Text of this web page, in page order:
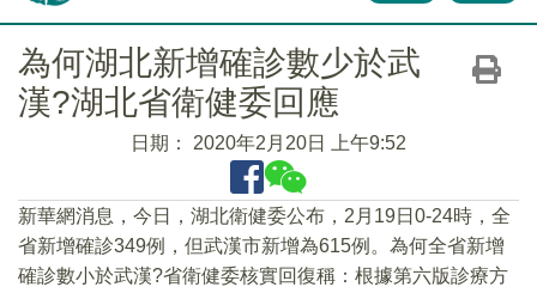
為何湖北新增確診數少於武
漢?湖北省衛健委回應
日期： 2020年2月20日 上午9:52
新華網消息，今日，湖北衛健委公布，2月19日0-24時，全
省新增確診349例，但武漢市新增為615例。為何全省新增
確診數小於武漢?省衛健委核實回復稱：根據第六版診療方